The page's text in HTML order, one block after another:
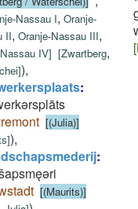
Nassau I, Oranje-
II, Oranje-Nassau III,
IV] [Zwartberg,
]),
:
[(Julia)]
]),
:
[(Maurits)]